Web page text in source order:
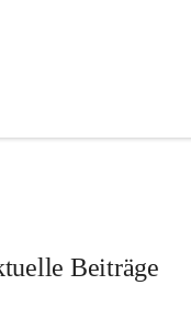
Beiträge